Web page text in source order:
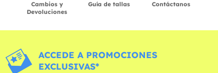
Cambios y
Devoluciones
Guía de tallas Contáctanos
ACCEDE A PROMOCIONES
EXCLUSIVAS*